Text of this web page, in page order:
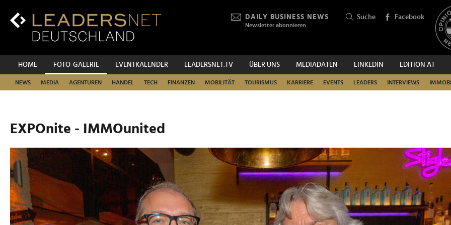
Inhalt
Hauptnavigation
DAILY BUSINESS NEWS
Newsletter abonnieren
Suche Facebook
HOME FOTO-GALERIE EVENTKALENDER LEADERSNET.TV ÜBER UNS MEDIADATEN LINKEDIN EDITION AT
NEWS MEDIA AGENTUREN HANDEL TECH FINANZEN MOBILITÄT TOURISMUS KARRIERE EVENTS LEADERS INTERVIEWS
SUCHEN
EXPOnite - IMMOunited